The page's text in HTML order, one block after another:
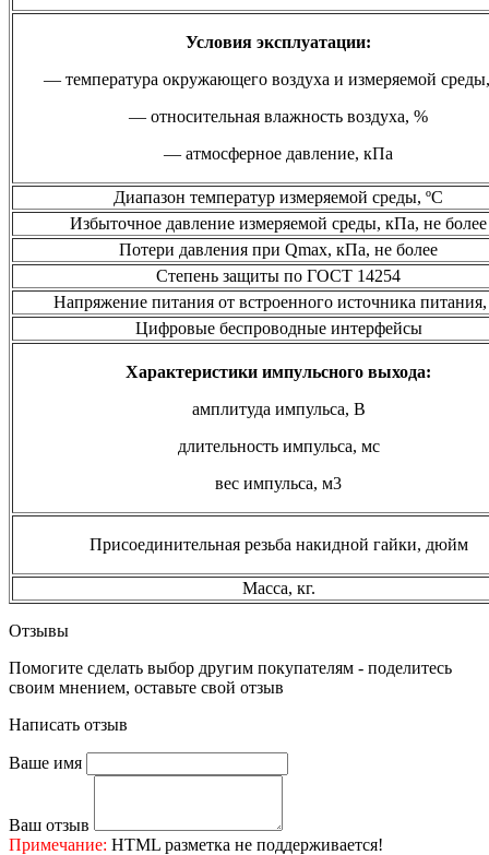
Условия эксплуатации:
— температура окружающего воздуха и измеряемой
— относительная влажность воздуха, %
— атмосферное давление, кПа
Диапазон температур измеряемой среды, ºС
Избыточное давление измеряемой среды, кПа, не более
Потери давления при Qmax, кПа, не более
Степень защиты по ГОСТ 14254
Напряжение питания от встроенного источника
Цифровые беспроводные интерфейсы
Характеристики импульсного выхода:
амплитуда импульса, В
длительность импульса, мс
вес импульса, м3
Присоединительная резьба накидной гайки, дюйм
Масса, кг.
Отзывы
Помогите сделать выбор другим покупателям - поделитесь
своим мнением, оставьте свой отзыв
Написать отзыв
Ваше имя
Ваш отзыв
Примечание: HTML разметка не поддерживается!